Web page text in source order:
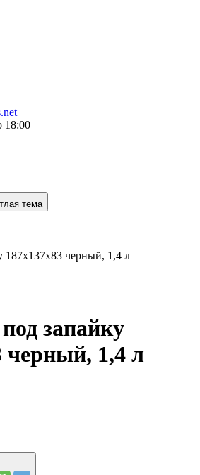
18:00
тема
187х137х83 черный, 1,4 л
запайку
черный, 1,4 л